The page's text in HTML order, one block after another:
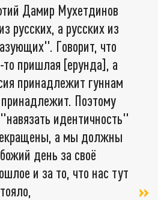
Дамир Мухетдинов
русских, а русских из
Говорит, что
пришлая [ерунда], а
принадлежит гуннам
Поэтому
идентичность"
а мы должны
день за своё
и за то, что нас тут